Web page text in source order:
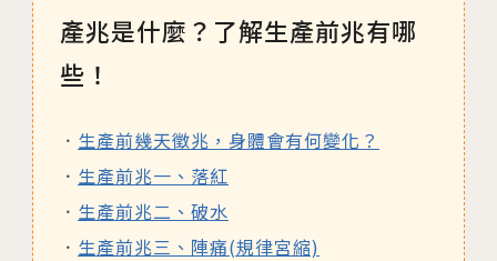
產兆是什麼？了解生產前兆有哪
些！
生產前幾天徵兆，身體會有何變化？
生產前兆一、落紅
生產前兆二、破水
生產前兆三、陣痛(規律宮縮)